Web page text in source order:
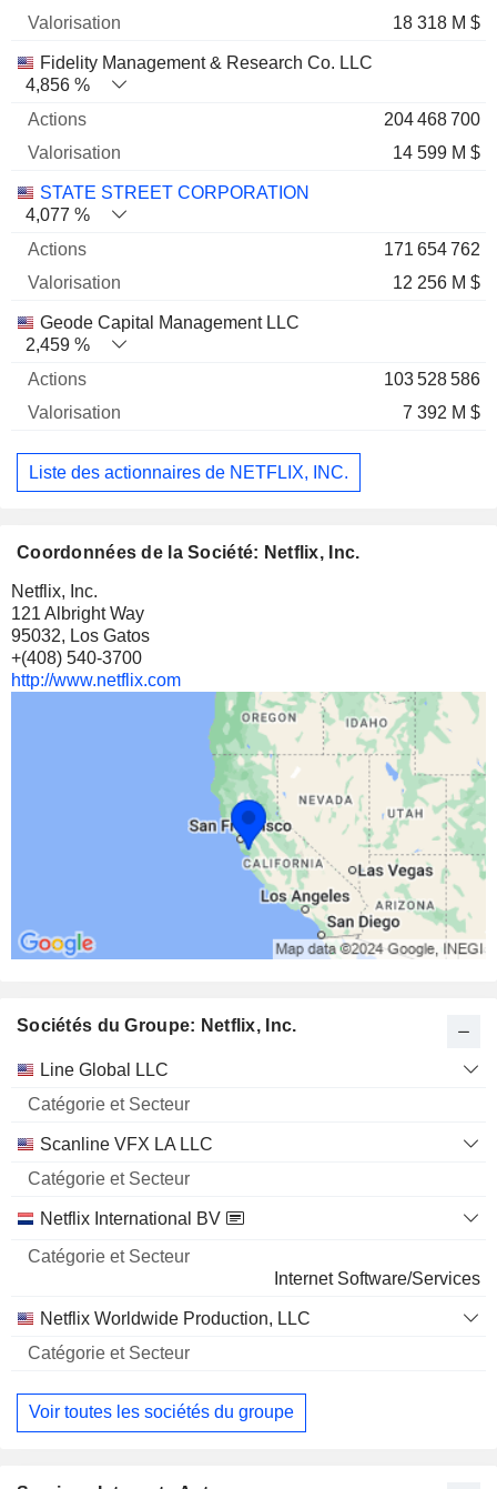
18 318 M $
Fidelity Management & Research Co. LLC
4,856 %
204 468 700
14 599 M $
STATE STREET CORPORATION
4,077 %
171 654 762
12 256 M $
Geode Capital Management LLC
2,459 %
103 528 586
7 392 M $
Liste des actionnaires de NETFLIX, INC.
Coordonnées de la Société: Netflix, Inc.
Netflix, Inc.
121 Albright Way
95032, Los Gatos
+(408) 540-3700
http://www.netflix.com
Sociétés du Groupe: Netflix, Inc.
Nom
Catégorie
Secteur
Line Global LLC
Scanline VFX LA LLC
Netflix International BV
Internet Software/Services
Netflix Worldwide Production, LLC
Voir toutes les sociétés du groupe